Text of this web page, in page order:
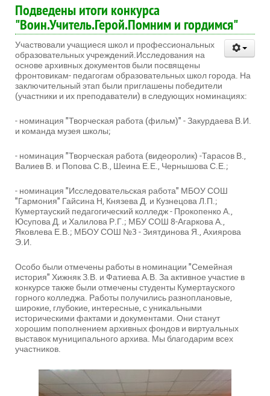
Подведены итоги конкурса
"Воин.Учитель.Герой.Помним и гордимся"
Участвовали учащиеся школ и профессиональных
образовательных учреждений.Исследования на
основе архивных документов были посвящены
фронтовикам- педагогам образовательных школ города. На
заключительный этап были приглашены победители
(участники и их преподаватели) в следующих номинациях:
- номинация "Творческая работа (фильм)" - Закурдаева В.И.
и команда музея школы;
- номинация "Творческая работа (видеоролик) -Тарасов В.,
Валиев В. и Попова С.В., Шеина Е.Е., Чернышова С.Е.;
- номинация "Исследовательская работа" МБОУ СОШ
"Гармония" Гайсина Н, Князева Д. и Кузнецова Л.П.;
Кумертауский педагогический колледж - Прокопенко А.,
Юсупова Д. и Халилова Р.Г.; МБУ СОШ 8-Агаркова А.,
Яковлева Е.В.; МБОУ СОШ №3 - Зиятдинова Я., Ахиярова
Э.И.
Особо были отмечены работы в номинации "Семейная
история" Хижняк З.В. и Фатиева А.В. За активное участие в
конкурсе также были отмечены студенты Кумертауского
горного колледжа. Работы получились разноплановые,
широкие, глубокие, интересные, с уникальными
историческими фактами и документами. Они станут
хорошим пополнением архивных фондов и виртуальных
выставок муниципального архива. Мы благодарим всех
участников.